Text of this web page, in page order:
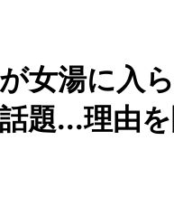
女湯に入
題...理由